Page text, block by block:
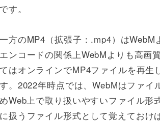
です。
一方のMP4（拡張子：.mp4）はWebM
エンコードの関係上WebMよりも高画
てはオンラインでMP4ファイルを再
す。2022年時点では、WebMはファ
めWeb上で取り扱いやすいファイル
に扱うファイル形式として覚えておけ